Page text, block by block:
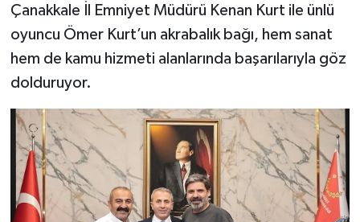
Çanakkale İl Emniyet Müdürü Kenan Kurt ile ünlü
oyuncu Ömer Kurt’un akrabalık bağı, hem sanat
hem de kamu hizmeti alanlarında başarılarıyla göz
dolduruyor.